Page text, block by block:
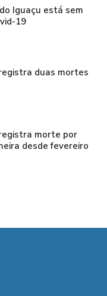
Iguaçu está sem
19
duas mortes
morte por
desde fevereiro